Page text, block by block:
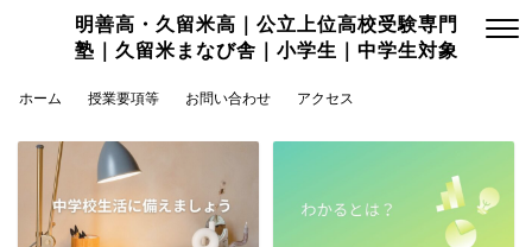
明善高・久留米高｜公立上位高校受験専門
塾｜久留米まなび舎｜小学生｜中学生対象
ホーム 授業要項等 お問い合わせ アクセス